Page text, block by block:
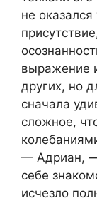
не
выражение
других, но
сначала
сложное,
— Адриан, —
себе
исчезло